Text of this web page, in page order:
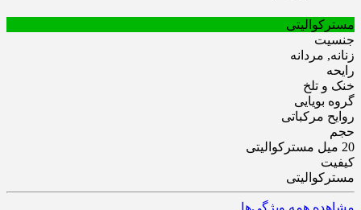
مسترکوالیتی
جنسیت
زنانه, مردانه
رایحه
خنک و تلخ
گروه بویایی
روایح مرکباتی
حجم
20 میل مسترکوالیتی
کیفیت
مسترکوالیتی
مشاهده همه ویژگی‌ها